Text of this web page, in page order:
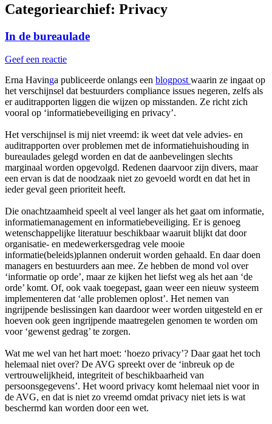
Categoriearchief: Privacy
In de bureaulade
Geef een reactie
Erna Havinga publiceerde onlangs een blogpost waarin ze ingaat op
het verschijnsel dat bestuurders compliance issues negeren, zelfs als
er auditrapporten liggen die wijzen op misstanden. Ze richt zich
vooral op ‘informatiebeveiliging en privacy’.
Het verschijnsel is mij niet vreemd: ik weet dat vele advies- en
auditrapporten over problemen met de informatiehuishouding in
bureaulades gelegd worden en dat de aanbevelingen slechts
marginaal worden opgevolgd. Redenen daarvoor zijn divers, maar
een ervan is dat de noodzaak niet zo gevoeld wordt en dat het in
ieder geval geen prioriteit heeft.
Die onachtzaamheid speelt al veel langer als het gaat om informatie,
informatiemanagement en informatiebeveiliging. Er is genoeg
wetenschappelijke literatuur beschikbaar waaruit blijkt dat door
organisatie- en medewerkersgedrag vele mooie
informatie(beleids)plannen onderuit worden gehaald. En daar doen
managers en bestuurders aan mee. Ze hebben de mond vol over
‘informatie op orde’, maar ze kijken het liefst weg als het aan ‘de
orde’ komt. Of, ook vaak toegepast, gaan weer een nieuw systeem
implementeren dat ‘alle problemen oplost’. Het nemen van
ingrijpende beslissingen kan daardoor weer worden uitgesteld en er
hoeven ook geen ingrijpende maatregelen genomen te worden om
voor ‘gewenst gedrag’ te zorgen.
Wat me wel van het hart moet: ‘hoezo privacy’? Daar gaat het toch
helemaal niet over? De AVG spreekt over de ‘inbreuk op de
vertrouwelijkheid, integriteit of beschikbaarheid van
persoonsgegevens’. Het woord privacy komt helemaal niet voor in
de AVG, en dat is niet zo vreemd omdat privacy niet iets is wat
beschermd kan worden door een wet.